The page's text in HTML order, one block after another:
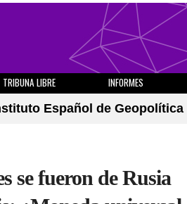
TRIBUNA LIBRE INFORMES
Español de Geopolítica
se fueron de Rusia